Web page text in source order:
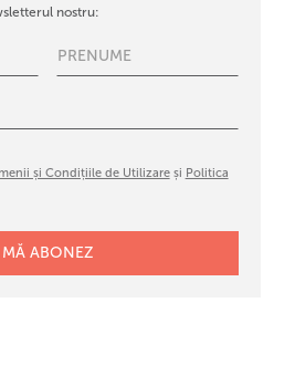
nostru:
și Condițiile de Utilizareși Politica